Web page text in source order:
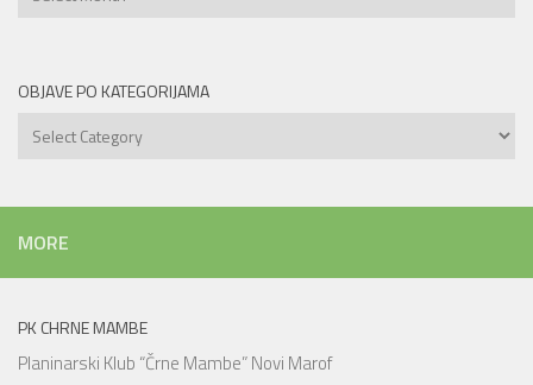
OBJAVE PO KATEGORIJAMA
Objave
MORE
PK CHRNE MAMBE
Planinarski Klub “Črne Mambe” Novi Marof